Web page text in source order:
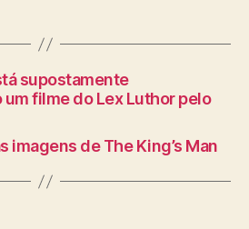
supostamente
filme do Lex Luthor pelo
imagens de The King’s Man